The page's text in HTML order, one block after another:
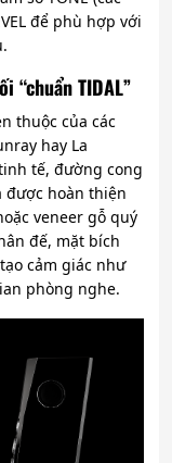
để phù hợp với
“chuẩn TIDAL”
thuộc của các
hay La
tế, đường cong
được hoàn thiện
veneer gỗ quý
đế, mặt bích
cảm giác như
phòng nghe.